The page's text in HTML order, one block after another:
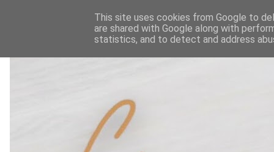
This site uses cookies from Google to
are shared with Google along with
statistics, and to detect and address